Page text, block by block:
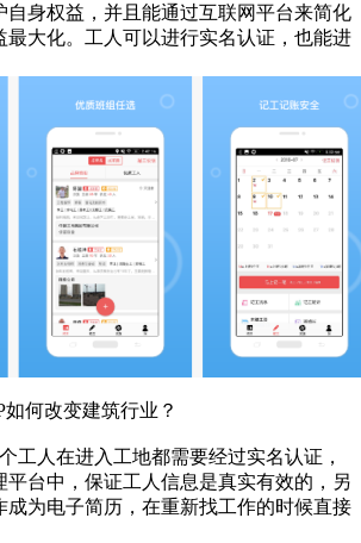
自身权益，并且能通过互联网平台来简化
最大化。工人可以进行实名认证，也能进
何改变建筑行业？
工人在进入工地都需要经过实名认证，
平台中，保证工人信息是真实有效的，另
成为电子简历，在重新找工作的时候直接